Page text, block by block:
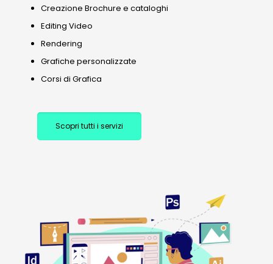
Creazione Brochure e cataloghi
Editing Video
Rendering
Grafiche personalizzate
Corsi di Grafica
Scopri tutti i servizi